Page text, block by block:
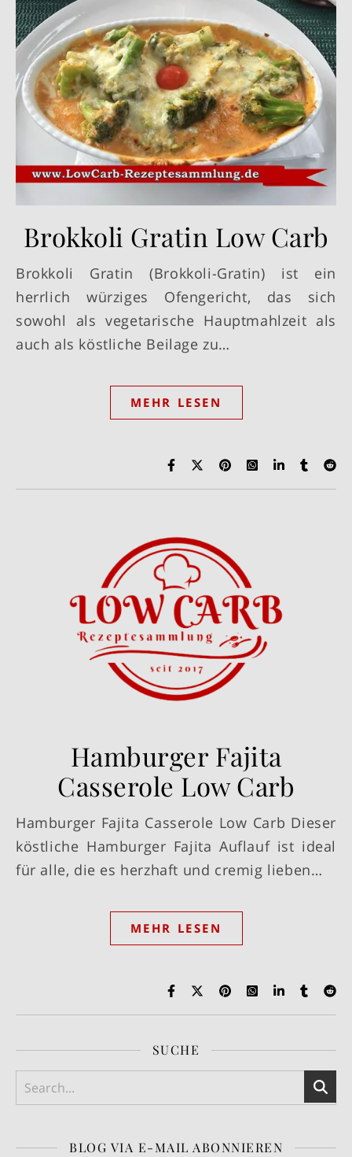
Brokkoli Gratin Low Carb
Brokkoli Gratin (Brokkoli-Gratin) ist ein
herrlich würziges Ofengericht, das sich
sowohl als vegetarische Hauptmahlzeit als
auch als köstliche Beilage zu…
MEHR LESEN
Hamburger Fajita
Casserole Low Carb
Hamburger Fajita Casserole Low Carb Dieser
köstliche Hamburger Fajita Auflauf ist ideal
für alle, die es herzhaft und cremig lieben…
MEHR LESEN
SUCHE
BLOG VIA E-MAIL ABONNIEREN